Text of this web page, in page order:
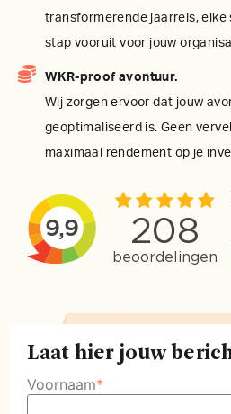
transformerende jaarreis, elke
stap vooruit voor jouw
WKR-proof avontuur.
Wij zorgen ervoor dat jouw
geoptimaliseerd is. Geen
maximaal rendement op je
Laat hier jouw
Voornaam*